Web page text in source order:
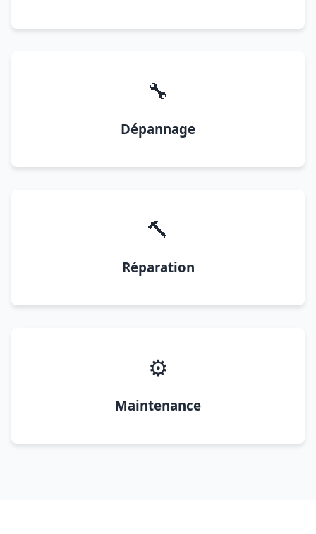
🔧
Dépannage
🔨
Réparation
⚙️
Maintenance